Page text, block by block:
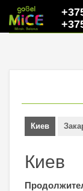
Киев
Киев